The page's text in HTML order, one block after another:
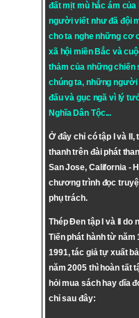
đất mịt mù hắc ám
người viết như đã đội
cho ta nghe những cơ
xã hội miền Bắc và
thảm của những chiến
chúng ta, những người
đấu và gục ngã vì lý
Nghĩa Dân Tộc...
Ở đây chỉ có tập I và
thanh trên đài phát
San Jose, California -
chương trình đọc
phụ trách.
Thép Đen tập I và II do
Tiến phát hành từ năm
1991, tác giả tự xuất
năm 2005 thì hoàn tất
hỏi mua sách hay dĩa
chỉ sau đây: